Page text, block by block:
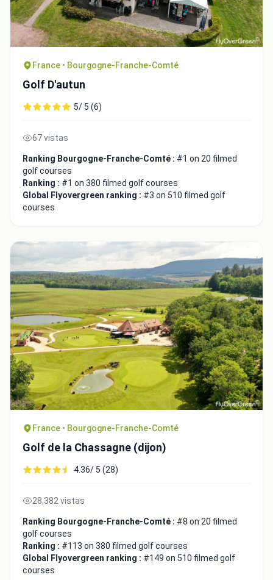
France • Bourgogne-Franche-Comté
Golf D'autun
5/ 5 (6)
67 vistas
Ranking Bourgogne-Franche-Comté : #1 on 20 filmed
golf courses
Ranking : #1 on 380 filmed golf courses
Global Flyovergreen ranking : #3 on 510 filmed golf
courses
France • Bourgogne-Franche-Comté
Golf de la Chassagne (dijon)
4.36/ 5 (28)
28,382 vistas
Ranking Bourgogne-Franche-Comté : #8 on 20 filmed
golf courses
Ranking : #113 on 380 filmed golf courses
Global Flyovergreen ranking : #149 on 510 filmed golf
courses